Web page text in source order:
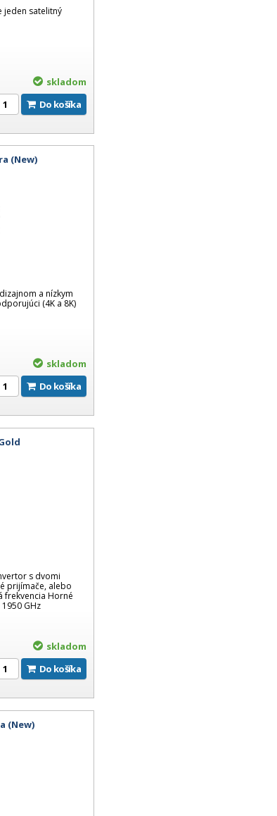
jeden satelitný
skladom
Do košíka
(New)
a nízkym
(4K a 8K)
skladom
Do košíka
s dvomi
prijímače, alebo
frekvencia Horné
GHz
skladom
Do košíka
(New)